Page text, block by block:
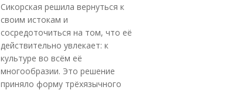
Сикорская решила вернуться к
своим истокам и
сосредоточиться на том, что её
действительно увлекает: к
культуре во всём её
многообразии. Это решение
приняло форму трёхязычного